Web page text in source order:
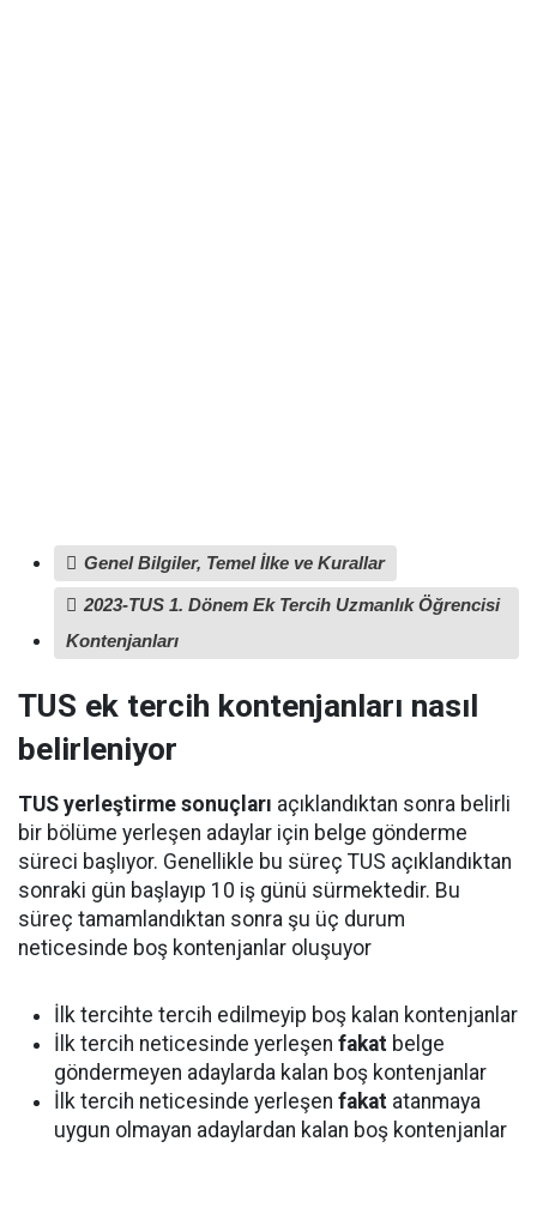
Genel Bilgiler, Temel İlke ve Kurallar
2023-TUS 1. Dönem Ek Tercih Uzmanlık Öğrencisi
Kontenjanları
TUS ek tercih kontenjanları nasıl
belirleniyor
TUS yerleştirme sonuçları açıklandıktan sonra belirli
bir bölüme yerleşen adaylar için belge gönderme
süreci başlıyor. Genellikle bu süreç TUS açıklandıktan
sonraki gün başlayıp 10 iş günü sürmektedir. Bu
süreç tamamlandıktan sonra şu üç durum
neticesinde boş kontenjanlar oluşuyor
İlk tercihte tercih edilmeyip boş kalan kontenjanlar
İlk tercih neticesinde yerleşen fakat belge
göndermeyen adaylarda kalan boş kontenjanlar
İlk tercih neticesinde yerleşen fakat atanmaya
uygun olmayan adaylardan kalan boş kontenjanlar